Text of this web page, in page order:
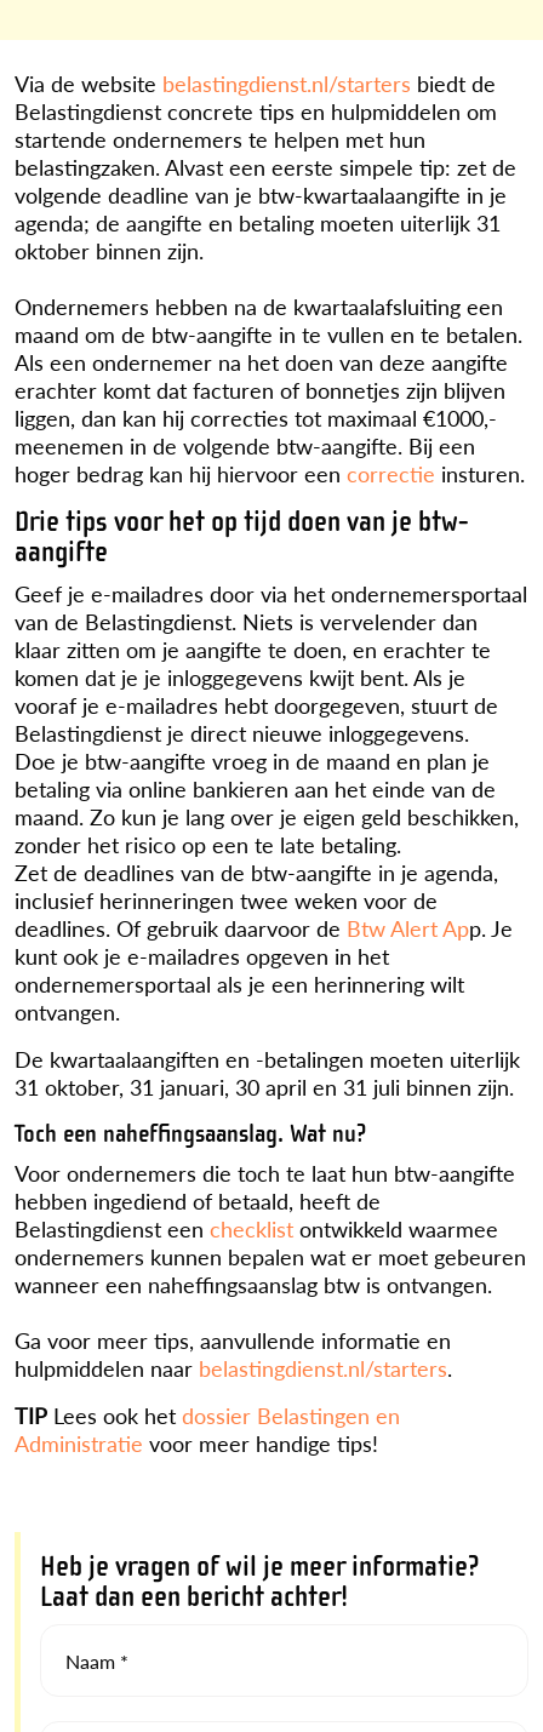
Via de website belastingdienst.nl/starters biedt de
Belastingdienst concrete tips en hulpmiddelen om
startende ondernemers te helpen met hun
belastingzaken. Alvast een eerste simpele tip: zet de
volgende deadline van je btw-kwartaalaangifte in je
agenda; de aangifte en betaling moeten uiterlijk 31
oktober binnen zijn.
Ondernemers hebben na de kwartaalafsluiting een
maand om de btw-aangifte in te vullen en te betalen.
Als een ondernemer na het doen van deze aangifte
erachter komt dat facturen of bonnetjes zijn blijven
liggen, dan kan hij correcties tot maximaal €1000,-
meenemen in de volgende btw-aangifte. Bij een
hoger bedrag kan hij hiervoor een correctie insturen.
Drie tips voor het op tijd doen van je btw-
aangifte
Geef je e-mailadres door via het ondernemersportaal
van de Belastingdienst. Niets is vervelender dan
klaar zitten om je aangifte te doen, en erachter te
komen dat je je inloggegevens kwijt bent. Als je
vooraf je e-mailadres hebt doorgegeven, stuurt de
Belastingdienst je direct nieuwe inloggegevens.
Doe je btw-aangifte vroeg in de maand en plan je
betaling via online bankieren aan het einde van de
maand. Zo kun je lang over je eigen geld beschikken,
zonder het risico op een te late betaling.
Zet de deadlines van de btw-aangifte in je agenda,
inclusief herinneringen twee weken voor de
deadlines. Of gebruik daarvoor de Btw Alert App. Je
kunt ook je e-mailadres opgeven in het
ondernemersportaal als je een herinnering wilt
ontvangen.
De kwartaalaangiften en -betalingen moeten uiterlijk
31 oktober, 31 januari, 30 april en 31 juli binnen zijn.
Toch een naheffingsaanslag. Wat nu?
Voor ondernemers die toch te laat hun btw-aangifte
hebben ingediend of betaald, heeft de
Belastingdienst een checklist ontwikkeld waarmee
ondernemers kunnen bepalen wat er moet gebeuren
wanneer een naheffingsaanslag btw is ontvangen.
Ga voor meer tips, aanvullende informatie en
hulpmiddelen naar belastingdienst.nl/starters.
TIP Lees ook het dossier Belastingen en
Administratie voor meer handige tips!
Heb je vragen of wil je meer informatie?
Laat dan een bericht achter!
Naam *